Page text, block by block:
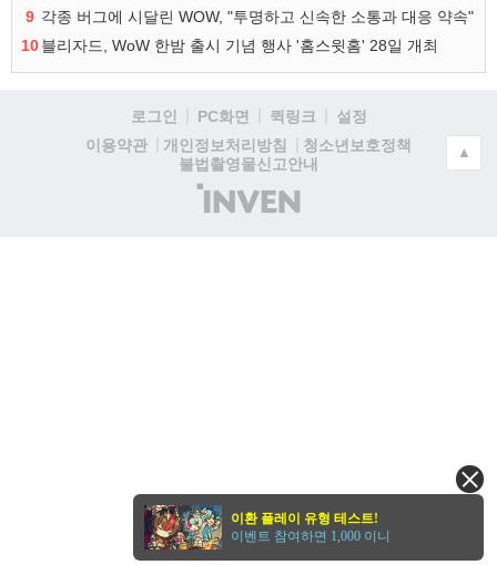
9 각종 버그에 시달린 WOW, "투명하고 신속한 소통과 대응 약속"
10블리자드, WoW 한밤 출시 기념 행사 '홈스윗홈' 28일 개최
로그인 PC화면 퀵링크
설정
이용약관
개인정보처리방침
청소년보호정책
불법촬영물신고안내
(주)
인
▲
이환 플레이 유형 테스트!
이벤트 참여하면 1,000 이니